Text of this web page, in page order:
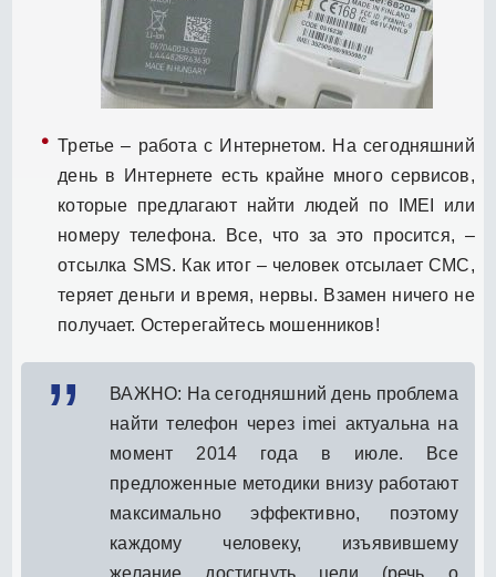
Третье – работа с Интернетом. На сегодняшний
день в Интернете есть крайне много сервисов,
которые предлагают найти людей по IMEI или
номеру телефона. Все, что за это просится, –
отсылка SMS. Как итог – человек отсылает СМС,
теряет деньги и время, нервы. Взамен ничего не
получает. Остерегайтесь мошенников!
ВАЖНО: На сегодняшний день проблема
найти телефон через imei актуальна на
момент 2014 года в июле. Все
предложенные методики внизу работают
максимально эффективно, поэтому
каждому человеку, изъявившему
желание достигнуть цели (речь о